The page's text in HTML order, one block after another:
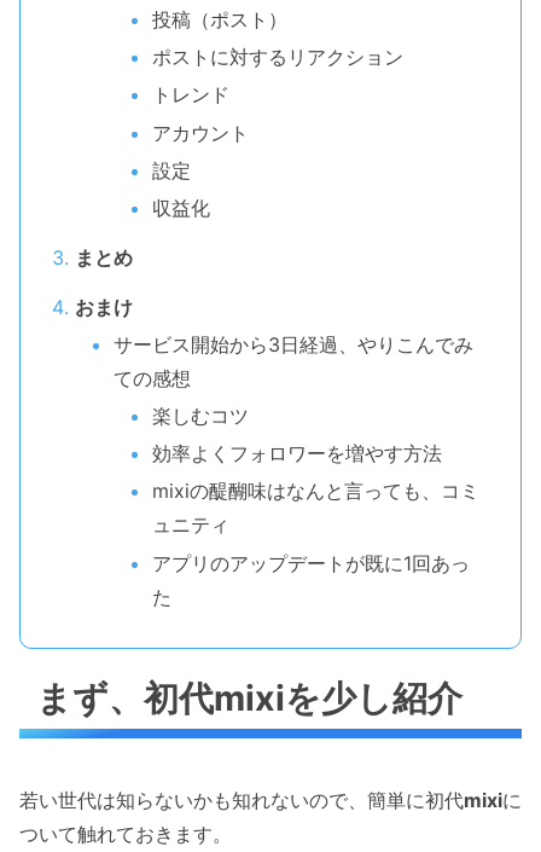
投稿（ポスト）
ポストに対するリアクション
トレンド
アカウント
設定
収益化
まとめ
おまけ
サービス開始から3日経過、やりこんでみ
ての感想
楽しむコツ
効率よくフォロワーを増やす方法
mixiの醍醐味はなんと言っても、コミ
ュニティ
アプリのアップデートが既に1回あっ
た
まず、初代mixiを少し紹介
若い世代は知らないかも知れないので、簡単に初代mixiに
ついて触れておきます。